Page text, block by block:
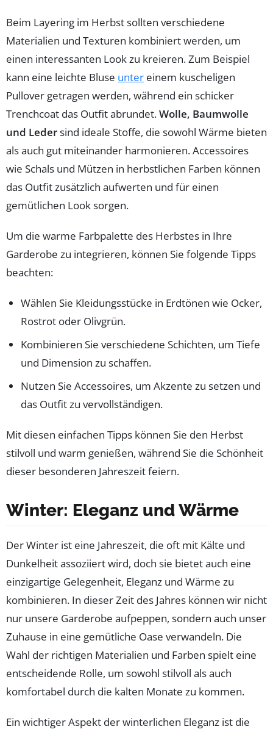
Beim Layering im Herbst sollten verschiedene
Materialien und Texturen kombiniert werden, um
einen interessanten Look zu kreieren. Zum Beispiel
kann eine leichte Bluse unter einem kuscheligen
Pullover getragen werden, während ein schicker
Trenchcoat das Outfit abrundet.Wolle, Baumwolle
und Ledersind ideale Stoffe, die sowohl Wärme bieten
als auch gut miteinander harmonieren. Accessoires
wie Schals und Mützen in herbstlichen Farben können
das Outfit zusätzlich aufwerten und für einen
gemütlichen Look sorgen.
Um die warme Farbpalette des Herbstes in Ihre
Garderobe zu integrieren, können Sie folgende Tipps
beachten:
Wählen Sie Kleidungsstücke in Erdtönen wie Ocker,
Rostrot oder Olivgrün.
Kombinieren Sie verschiedene Schichten, um Tiefe
und Dimension zu schaffen.
Nutzen Sie Accessoires, um Akzente zu setzen und
das Outfit zu vervollständigen.
Mit diesen einfachen Tipps können Sie den Herbst
stilvoll und warm genießen, während Sie die Schönheit
dieser besonderen Jahreszeit feiern.
Winter: Eleganz und Wärme
Der Winter ist eine Jahreszeit, die oft mit Kälte und
Dunkelheit assoziiert wird, doch sie bietet auch eine
einzigartige Gelegenheit, Eleganz und Wärme zu
kombinieren. In dieser Zeit des Jahres können wir nicht
nur unsere Garderobe aufpeppen, sondern auch unser
Zuhause in eine gemütliche Oase verwandeln. Die
Wahl der richtigen Materialien und Farben spielt eine
entscheidende Rolle, um sowohl stilvoll als auch
komfortabel durch die kalten Monate zu kommen.
Ein wichtiger Aspekt der winterlichen Eleganz ist die